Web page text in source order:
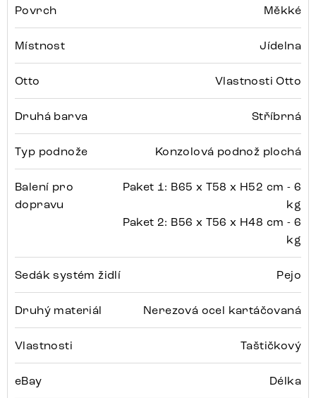
Povrch Měkké
Místnost Jídelna
Otto Vlastnosti Otto
Druhá barva Stříbrná
Typ podnože Konzolová podnož plochá
Balení pro
dopravu
Paket 1: B65 x T58 x H52 cm - 6
kg
Paket 2: B56 x T56 x H48 cm - 6
kg
Sedák systém židlí Pejo
Druhý materiál Nerezová ocel kartáčovaná
Vlastnosti Taštičkový
eBay Délka